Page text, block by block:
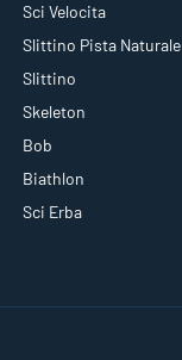
Sci Velocita
Slittino Pista Naturale
Slittino
Skeleton
Bob
Biathlon
Sci Erba